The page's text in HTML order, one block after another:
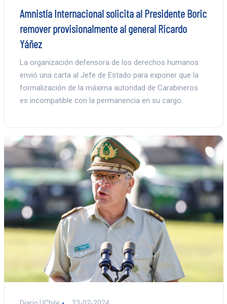
Amnistía Internacional solicita al Presidente Boric
remover provisionalmente al general Ricardo
Yáñez
La organización defensora de los derechos humanos
envió una carta al Jefe de Estado para exponer que la
formalización de la máxima autoridad de Carabineros
es incompatible con la permanencia en su cargo.